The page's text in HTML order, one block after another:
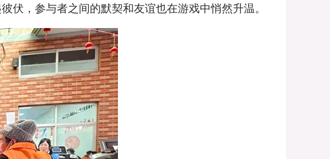
，参与者之间的默契和友谊也在游戏中悄然升温。